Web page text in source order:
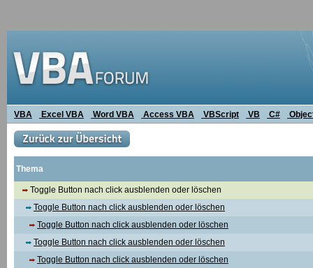
VBA Excel VBA Word VBA Access VBA VBScript VB C#
Thema
Toggle Button nach click ausblenden oder löschen
Toggle Button nach click ausblenden oder löschen
Toggle Button nach click ausblenden oder löschen
Toggle Button nach click ausblenden oder löschen
Toggle Button nach click ausblenden oder löschen